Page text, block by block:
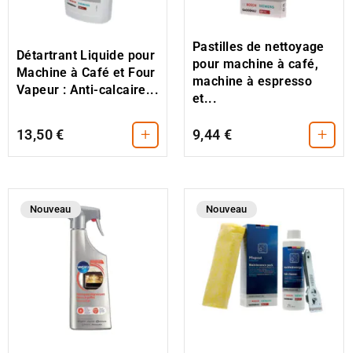
Détartrant Liquide pour
Machine à Café et Four
Vapeur : Anti-calcaire...
13,50 € +
Pastilles de nettoyage
pour machine à café,
machine à espresso
et...
9,44 € +
Nouveau Nouveau